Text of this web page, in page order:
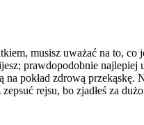
musisz uważać na to,
prawdopodobnie
na pokład zdrową
rejsu, bo zjadłeś za